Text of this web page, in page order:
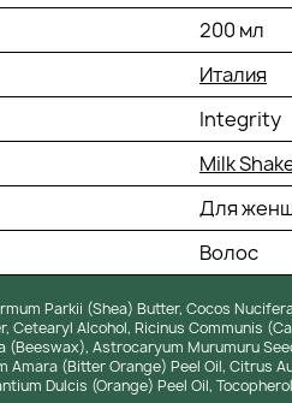
200 мл
Италия
Integrity
Milk
Для
Волос
Parkii (Shea) Butter, Cocos
Cetearyl Alcohol, Ricinus Communis
(Beeswax), Astrocaryum Murumuru
Amara (Bitter Orange) Peel Oil, Citrus
Dulcis (Orange) Peel Oil,